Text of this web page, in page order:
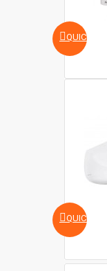
QUICKVIEW
QUICKVIEW